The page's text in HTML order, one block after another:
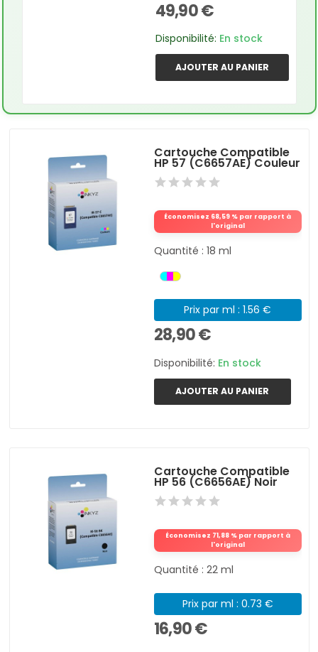
49,90 €
Disponibilité: En stock
AJOUTER AU PANIER
Cartouche Compatible
HP 57 (C6657AE) Couleur
Économisez 68,59 % par rapport à
l'original
Quantité : 18 ml
Prix par ml : 1.56 €
28,90 €
Disponibilité: En stock
AJOUTER AU PANIER
Cartouche Compatible
HP 56 (C6656AE) Noir
Économisez 71,88 % par rapport à
l'original
Quantité : 22 ml
Prix par ml : 0.73 €
16,90 €